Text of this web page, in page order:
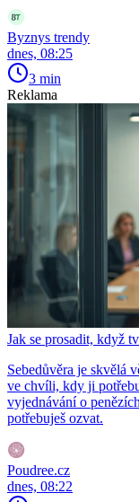
Byznys trendy
dnes, 08:25
3 min
Reklama
Jak se prosadit, když
Sebedůvěra je skvělá
ve chvíli, kdy ji
vyjednávání o
potřebuješ ozvat.
Poudree.cz
dnes, 08:22